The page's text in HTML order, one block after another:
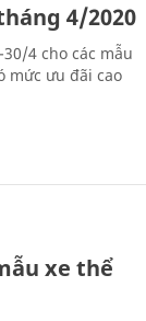
4/2020
4 cho các mẫu
mức ưu đãi cao
xe thể